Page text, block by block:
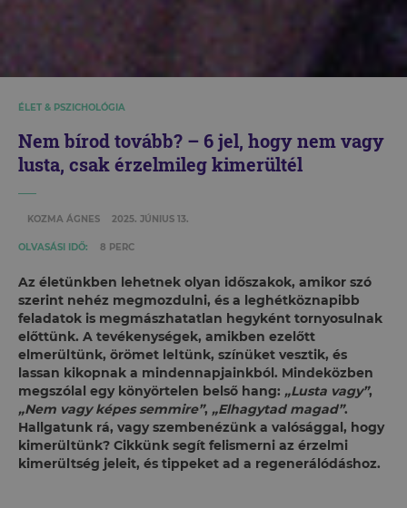
ÉLET & PSZICHOLÓGIA
Nem bírod tovább? – 6 jel, hogy nem vagy
lusta, csak érzelmileg kimerültél
KOZMA ÁGNES 2025. JÚNIUS 13.
OLVASÁSI IDŐ: 8 PERC
Az életünkben lehetnek olyan időszakok, amikor szó
szerint nehéz megmozdulni, és a leghétköznapibb
feladatok is megmászhatatlan hegyként tornyosulnak
előttünk. A tevékenységek, amikben ezelőtt
elmerültünk, örömet leltünk, színüket vesztik, és
lassan kikopnak a mindennapjainkból. Mindeközben
megszólal egy könyörtelen belső hang: „Lusta vagy”,
„Nem vagy képes semmire”, „Elhagytad magad”.
Hallgatunk rá, vagy szembenézünk a valósággal, hogy
kimerültünk? Cikkünk segít felismerni az érzelmi
kimerültség jeleit, és tippeket ad a regenerálódáshoz.